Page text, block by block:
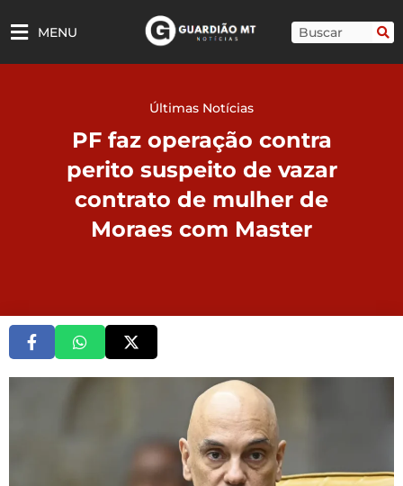
para
MENU Pesquisar
Últimas Notícias
PF faz operação contra
perito suspeito de vazar
contrato de mulher de
Moraes com Master